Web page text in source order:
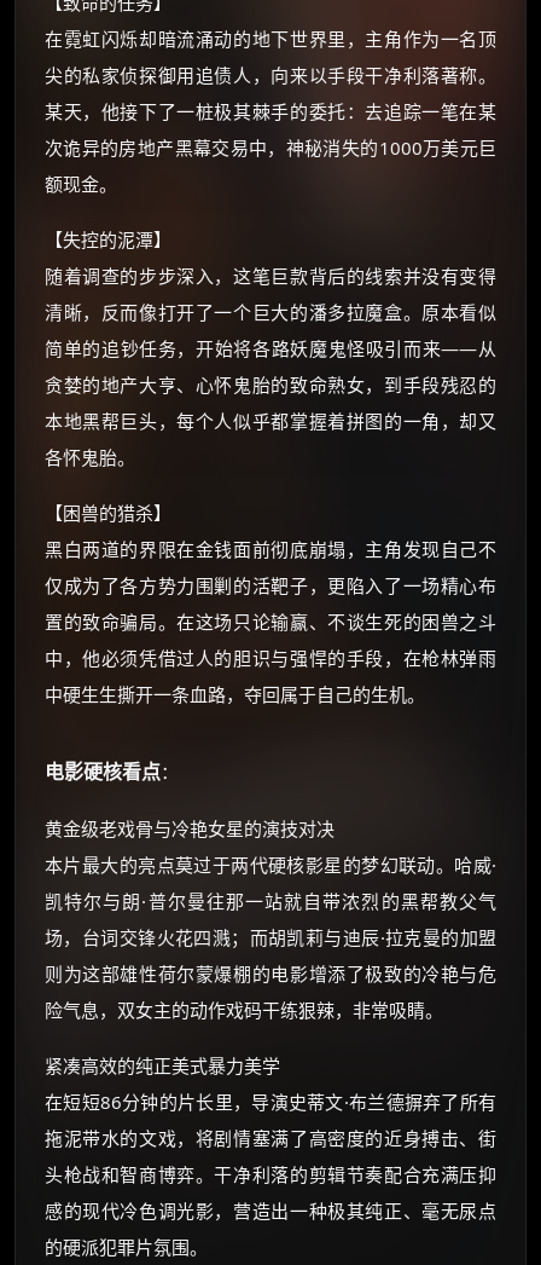
在霓虹闪烁却暗流涌动的地下世界里，主角作为一名顶
尖的私家侦探御用追债人，向来以手段干净利落著称。
某天，他接下了一桩极其棘手的委托：去追踪一笔在某
次诡异的房地产黑幕交易中，神秘消失的1000万美元巨
额现金。
【失控的泥潭】
随着调查的步步深入，这笔巨款背后的线索并没有变得
清晰，反而像打开了一个巨大的潘多拉魔盒。原本看似
简单的追钞任务，开始将各路妖魔鬼怪吸引而来——从
贪婪的地产大亨、心怀鬼胎的致命熟女，到手段残忍的
本地黑帮巨头，每个人似乎都掌握着拼图的一角，却又
各怀鬼胎。
【困兽的猎杀】
黑白两道的界限在金钱面前彻底崩塌，主角发现自己不
仅成为了各方势力围剿的活靶子，更陷入了一场精心布
置的致命骗局。在这场只论输赢、不谈生死的困兽之斗
中，他必须凭借过人的胆识与强悍的手段，在枪林弹雨
中硬生生撕开一条血路，夺回属于自己的生机。
电影硬核看点：
黄金级老戏骨与冷艳女星的演技对决
本片最大的亮点莫过于两代硬核影星的梦幻联动。哈威·
凯特尔与朗·普尔曼往那一站就自带浓烈的黑帮教父气
场，台词交锋火花四溅；而胡凯莉与迪辰·拉克曼的加盟
则为这部雄性荷尔蒙爆棚的电影增添了极致的冷艳与危
险气息，双女主的动作戏码干练狠辣，非常吸睛。
紧凑高效的纯正美式暴力美学
在短短86分钟的片长里，导演史蒂文·布兰德摒弃了所有
拖泥带水的文戏，将剧情塞满了高密度的近身搏击、街
头枪战和智商博弈。干净利落的剪辑节奏配合充满压抑
感的现代冷色调光影，营造出一种极其纯正、毫无尿点
的硬派犯罪片氛围。
🧧 福利领取站
☕
朋友们辛苦了 💦
你需要的各种会员，都可低价购买！
如夸克12个月送14天 最低75元！
价格有浮动，请直接搜索查最低价！
⚡ 前往【大淘客】领红包
☕ 海外大侠？通过 Ko-fi 赐茶